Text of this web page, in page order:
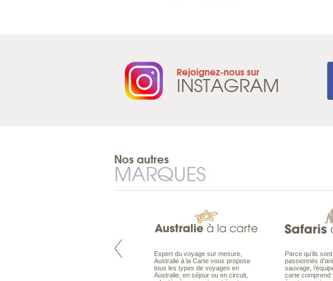
Rejoignez-nous sur
INSTAGRAM
Nos autres
MARQUES
Pacifique à la carte est le spécialiste
Expert du voyage sur mesure,
Australie à la Carte vous propose
tous les types de voyages en
Australie, en séjour ou en circuit,
Parce qu’ils
passionnés
sauvage,
carte comprend